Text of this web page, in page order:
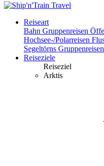
Reiseart
Bahn Gruppenreisen
Hochsee-/Polarreisen
Segeltörns Gruppenreisen
Reiseziele
Reiseziel
Arktis